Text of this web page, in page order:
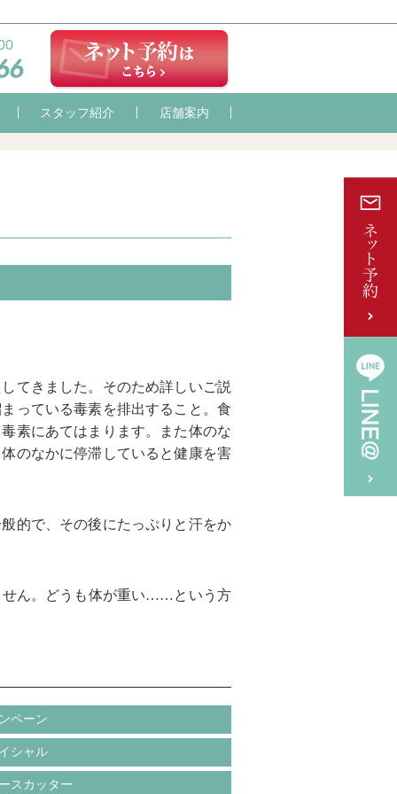
スタッフ紹介 店舗案内
てきました。そのため詳しいご説
っている毒素を排出すること。食
素にあてはまります。また体のな
のなかに停滞していると健康を害
的で、その後にたっぷりと汗をか
せん。どうも体が重い……という方
ペーン
シャル
スカッター